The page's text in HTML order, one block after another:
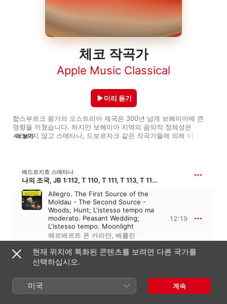
체코 작곡가
Apple Music Classical
합스부르크 왕가의 오스트리아 제국은 300년 넘게 보헤미아에 큰
영향을 끼쳤습니다. 하지만 보헤미아 지역의 음악적 정체성은
사라지지 않고 스메타나, 드보르자크 같은 작곡가들에 의해 더 큰
더 보기
미리 듣기
베드르지흐 스메타나
나의 조국, JB 1:112, T 110, T 111, T 113, T 114, T 120, T 121
Allegro. The First Source of the
Moldau - The Second Source -
Woods; Hunt; L'istesso tempo ma
moderato. Peasant Wedding;
L'istesso tempo. Moonlight
헤르베르트 폰 카라얀, 베를린
필하모닉
12:19
안토닌 드보르자크
Humoresque No. 7 In G-flat
Major, Op. 101
현재 위치에 특화된 콘텐츠를 보려면 다른 국가를
선택하십시오.
미국 계속